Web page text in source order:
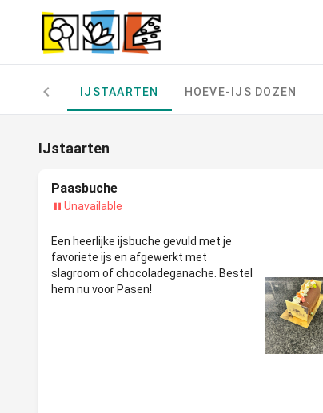
IJSTAARTEN HOEVE-IJS DOZEN
IJstaarten
Paasbuche
Unavailable
Een heerlijke ijsbuche gevuld met je
favoriete ijs en afgewerkt met
slagroom of chocoladeganache. Bestel